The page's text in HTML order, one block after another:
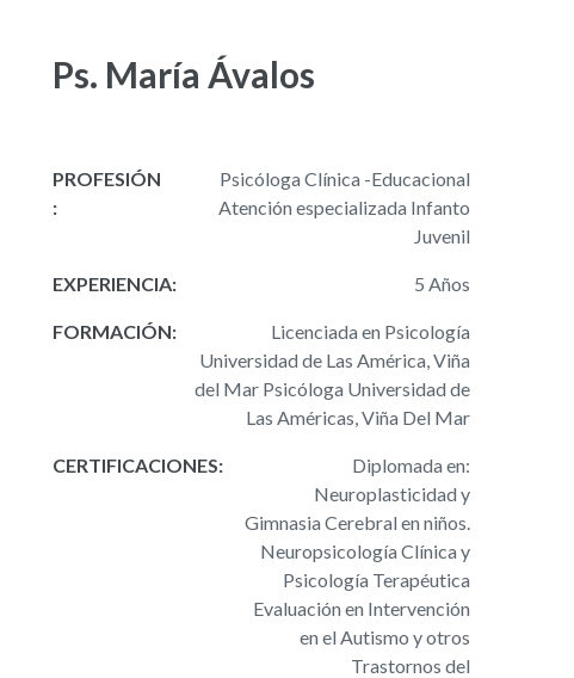
Ps. María Ávalos
PROFESIÓN
:
Psicóloga Clínica -Educacional
Atención especializada Infanto
Juvenil
EXPERIENCIA: 5 Años
FORMACIÓN:
Licenciada en Psicología
Universidad de Las América, Viña
del Mar Psicóloga Universidad de
Las Américas, Viña Del Mar
CERTIFICACIONES:
Diplomada en:
Neuroplasticidad y
Gimnasia Cerebral en niños.
Neuropsicología Clínica y
Psicología Terapéutica
Evaluación en Intervención
en el Autismo y otros
Trastornos del